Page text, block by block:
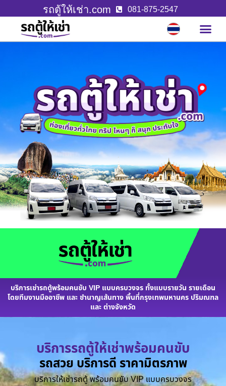
รถตู้ให้เช่า.com 081-875-2547
บริการเช่ารถตู้พร้อมคนขับ VIP แบบครบวงจร ทั้งแบบรายวัน รายเดือน
โดยทีมงานมืออาชีพ และ ชำนาญเส้นทาง พื้นที่กรุงเทพมหานคร ปริมณฑล
และ ต่างจังหวัด
บริการรถตู้ให้เช่าพร้อมคนขับ
รถสวย บริการดี ราคามิตรภาพ
บริการให้เช่ารถตู้ พร้อมคนขับ VIP แบบครบวงจร